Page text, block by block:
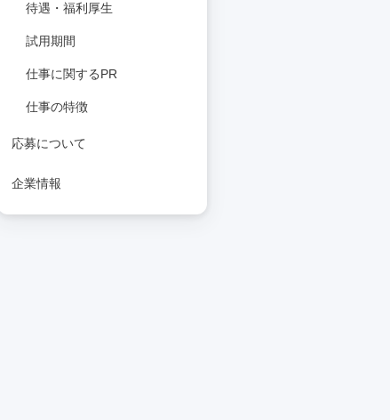
待遇・福利厚生
試用期間
仕事に関するPR
仕事の特徴
応募について
企業情報